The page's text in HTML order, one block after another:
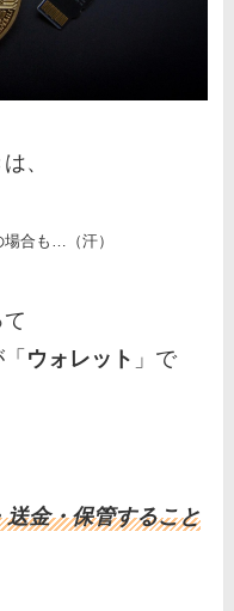
、
合も…（汗）
ウォレット 」で
金・保管すること